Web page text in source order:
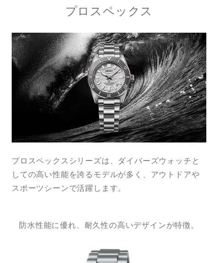
プロスペックス
プロスペックスシリーズは、ダイバーズウォッチと
しての高い性能を誇るモデルが多く、アウトドアや
スポーツシーンで活躍します。
防水性能に優れ、耐久性の高いデザインが特徴。